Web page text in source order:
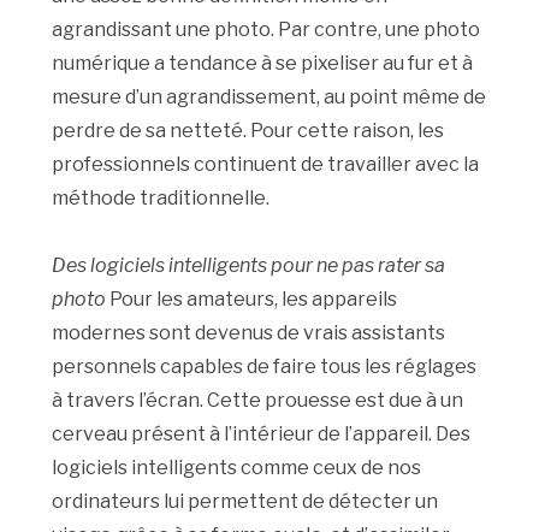
agrandissant une photo. Par contre, une photo
numérique a tendance à se pixeliser au fur et à
mesure d’un agrandissement, au point même de
perdre de sa netteté. Pour cette raison, les
professionnels continuent de travailler avec la
méthode traditionnelle.
Des logiciels intelligents pour ne pas rater sa
photo Pour les amateurs, les appareils
modernes sont devenus de vrais assistants
personnels capables de faire tous les réglages
à travers l’écran. Cette prouesse est due à un
cerveau présent à l’intérieur de l’appareil. Des
logiciels intelligents comme ceux de nos
ordinateurs lui permettent de détecter un